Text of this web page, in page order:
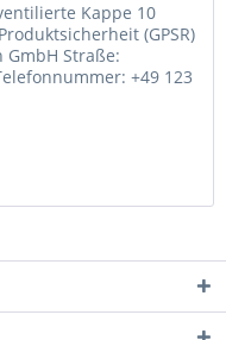
Kappe 10
(GPSR)
Straße:
+49 123